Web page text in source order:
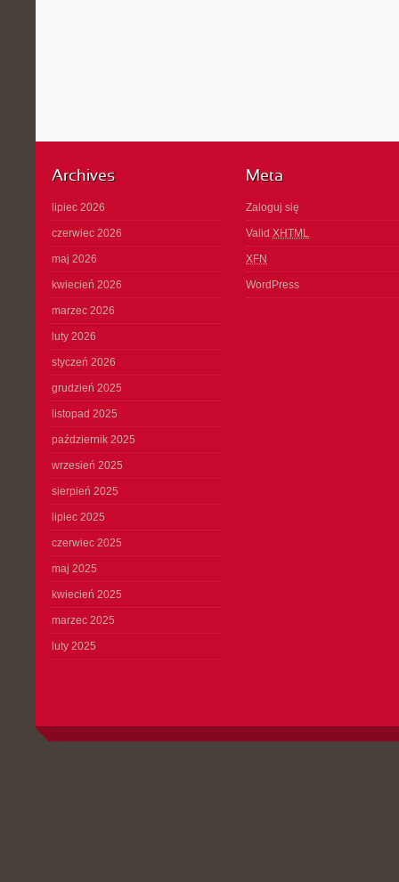
Archives
lipiec 2026
czerwiec 2026
maj 2026
kwiecień 2026
marzec 2026
luty 2026
styczeń 2026
grudzień 2025
listopad 2025
październik 2025
wrzesień 2025
sierpień 2025
lipiec 2025
czerwiec 2025
maj 2025
kwiecień 2025
marzec 2025
luty 2025
Meta
Zaloguj się
Valid XHTML
XFN
WordPress